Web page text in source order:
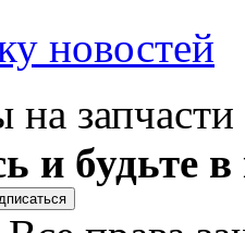
новостей
запчасти
и будьте в